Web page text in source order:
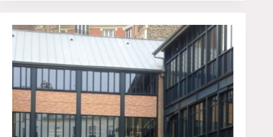
–
Enquêter
de
ménages
employés
et
ouvriers